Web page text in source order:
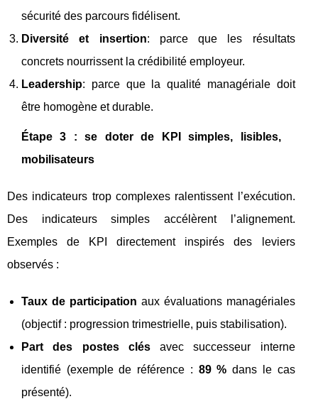
sécurité des parcours fidélisent.
Diversité et insertion: parce que les résultats
concrets nourrissent la crédibilité employeur.
Leadership: parce que la qualité managériale doit
être homogène et durable.
Étape 3 : se doter de KPI simples, lisibles,
mobilisateurs
Des indicateurs trop complexes ralentissent l’exécution.
Des indicateurs simples accélèrent l’alignement.
Exemples de KPI directement inspirés des leviers
observés :
Taux de participation aux évaluations managériales
(objectif : progression trimestrielle, puis stabilisation).
Part des postes clésavec successeur interne
identifié (exemple de référence : 89 % dans le cas
présenté).